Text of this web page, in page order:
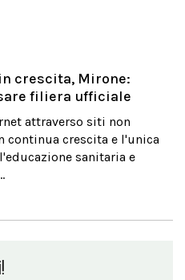
crescita, Mirone:
filiera ufficiale
attraverso siti non
continua crescita e l'unica
sanitaria e